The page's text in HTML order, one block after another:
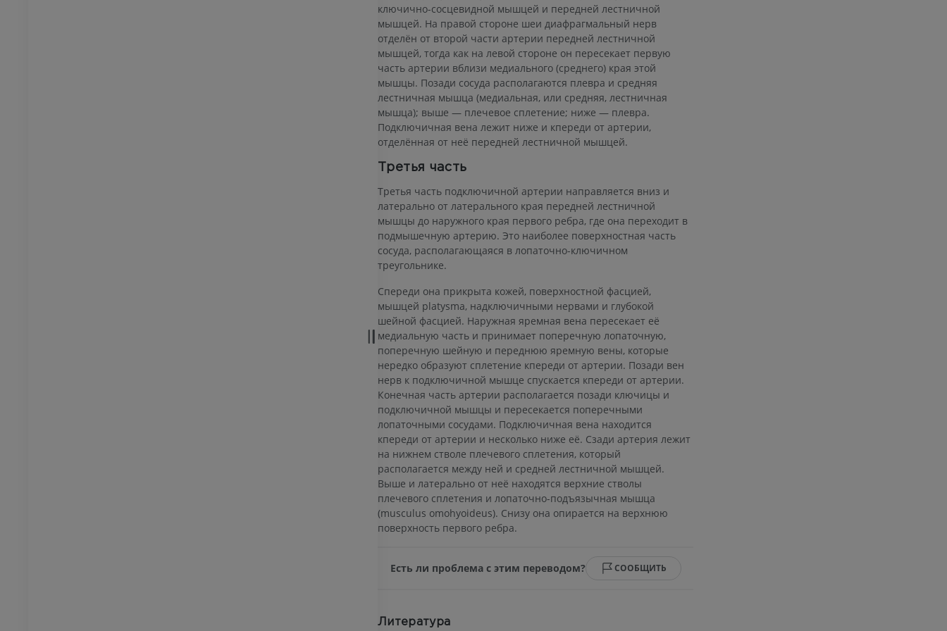
ключично-сосцевидной мышцей и передней лестничной
мышцей. На правой стороне шеи диафрагмальный нерв
отделён от второй части артерии передней лестничной
мышцей, тогда как на левой стороне он пересекает первую
часть артерии вблизи медиального (среднего) края этой
мышцы. Позади сосуда располагаются плевра и средняя
лестничная мышца (медиальная, или средняя, лестничная
мышца); выше — плечевое сплетение; ниже — плевра.
Подключичная вена лежит ниже и кпереди от артерии,
отделённая от неё передней лестничной мышцей.
Третья часть
Третья часть подключичной артерии направляется вниз и
латерально от латерального края передней лестничной
мышцы до наружного края первого ребра, где она переходит в
подмышечную артерию. Это наиболее поверхностная часть
сосуда, располагающаяся в лопаточно-ключичном
треугольнике.
Спереди она прикрыта кожей, поверхностной фасцией,
мышцей platysma, надключичными нервами и глубокой
шейной фасцией. Наружная яремная вена пересекает её
медиальную часть и принимает поперечную лопаточную,
поперечную шейную и переднюю яремную вены, которые
нередко образуют сплетение кпереди от артерии. Позади вен
нерв к подключичной мышце спускается кпереди от артерии.
Конечная часть артерии располагается позади ключицы и
подключичной мышцы и пересекается поперечными
лопаточными сосудами. Подключичная вена находится
кпереди от артерии и несколько ниже её. Сзади артерия лежит
на нижнем стволе плечевого сплетения, который
располагается между ней и средней лестничной мышцей.
Выше и латерально от неё находятся верхние стволы
плечевого сплетения и лопаточно-подъязычная мышца
(musculus omohyoideus). Снизу она опирается на верхнюю
поверхность первого ребра.
Есть ли проблема с этим переводом? СООБЩИТЬ
Литература